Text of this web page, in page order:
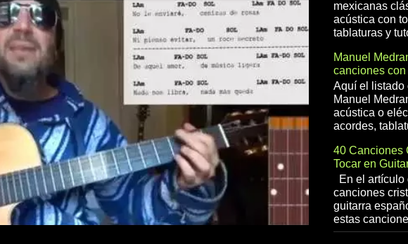
mexicanas
acústica con
tablaturas y
Manuel
canciones
Aquí el listado
Manuel
acústica o
acordes,
40 Canciones
Tocar en
En el artículo
canciones
guitarra
estas